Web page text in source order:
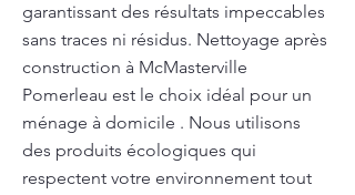
garantissant des résultats impeccables
sans traces ni résidus. Nettoyage après
construction à McMasterville
Pomerleau est le choix idéal pour un
ménage à domicile . Nous utilisons
des produits écologiques qui
respectent votre environnement tout